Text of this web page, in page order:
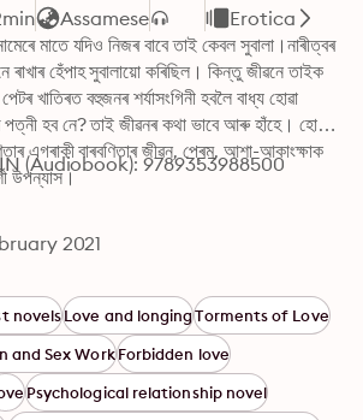
Assamese
Erotica
মাতে যদিও নিজৰ বাবে তাই কেবল সুবালা।নাৰীত্বৰ
হেঁপাহ সুবালায়ো কৰিছিল। কিন্তু জীৱনে তাইক
খাতিৰত বহুজনৰ শৰ্যাসংগিনী হবলৈ বাধ্য হোৱা
পত্নী হব নে? তাই জীৱনৰ কথা ভাবে আৰু হাঁহে। হোমেন
এগৰাকী বাৰবণিতাৰ জীৱন, প্ৰেম, আশা-আকাংক্ষাক
উপন্যাস।
(Audiobook): 9789353988500
2021
novelsLove and longingTorments of Love
and Sex WorkForbidden love
Psychological relationship novel